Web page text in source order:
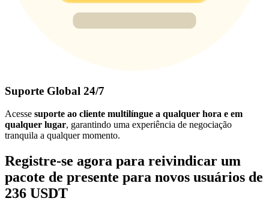
Suporte Global 24/7
Acesse suporte ao cliente multilíngue a qualquer hora e em
qualquer lugar, garantindo uma experiência de negociação
tranquila a qualquer momento.
Registre-se agora para reivindicar um
pacote de presente para novos usuários de
236 USDT